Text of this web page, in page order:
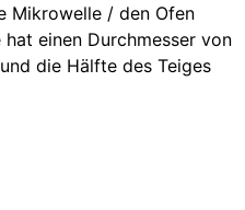
Mikrowelle / den Ofen
einen Durchmesser von
die Hälfte des Teiges